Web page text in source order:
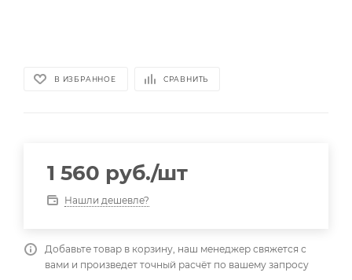
В ИЗБРАННОЕ СРАВНИТЬ
1 560 руб./шт
Нашли дешевле?
Добавьте товар в корзину, наш менеджер свяжется с
вами и произведет точный расчёт по вашему запросу